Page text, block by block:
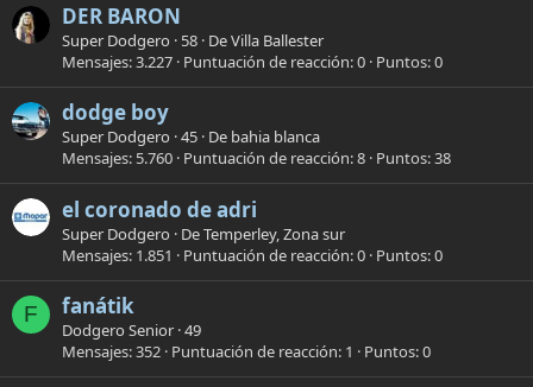
DER BARON
Super Dodgero · 58 · DeVilla Ballester
Mensajes 3.227 Puntuación de reacción 0 Puntos 0
dodge boy
Super Dodgero ·45 · De bahia blanca
Mensajes 5.760 Puntuación de reacción 8 Puntos 38
el coronado de adri
Super Dodgero · DeTemperley, Zona sur
Mensajes 1.851 Puntuación de reacción 0 Puntos 0
F fanátik
Dodgero Senior ·49
Mensajes 352 Puntuación de reacción 1 Puntos 0